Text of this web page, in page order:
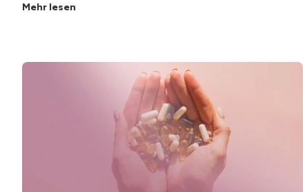
Mehr lesen